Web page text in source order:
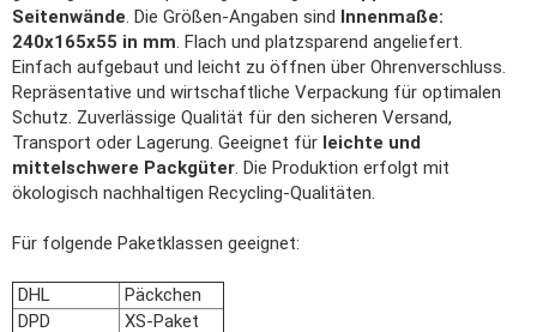
Seitenwände. Die Größen-Angaben sind Innenmaße:
240x165x55 in mm. Flach und platzsparend angeliefert.
Einfach aufgebaut und leicht zu öffnen über Ohrenverschluss.
Repräsentative und wirtschaftliche Verpackung für optimalen
Schutz. Zuverlässige Qualität für den sicheren Versand,
Transport oder Lagerung. Geeignet für leichte und
mittelschwere Packgüter. Die Produktion erfolgt mit
ökologisch nachhaltigen Recycling-Qualitäten.
Für folgende Paketklassen geeignet:
DHL
Päckchen
DPD
XS-Paket